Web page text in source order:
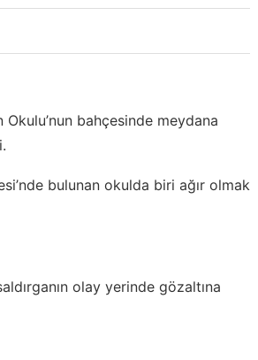
Okulu’nun bahçesinde meydana
bulunan okulda biri ağır olmak
olay yerinde gözaltına